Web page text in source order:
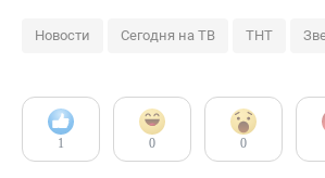
Новости Сегодня на ТВ ТНТ
1 0 0